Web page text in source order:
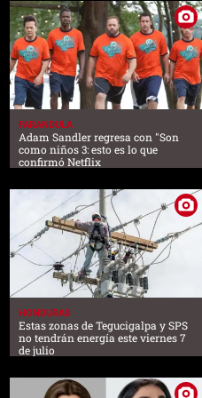
FARANDULA
Adam Sandler regresa con "Son
como niños 3: esto es lo que
confirmó Netflix
HONDURAS
Estas zonas de Tegucigalpa y SPS
no tendrán energía este viernes 7
de julio